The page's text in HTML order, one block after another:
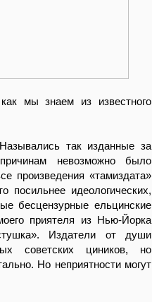
мы знаем из известного
так изданные за
невозможно было
произведения «тамиздата»
идеологических,
бесцензурные ельцинские
приятеля из Нью-Йорка
Издатели от души
советских циников, но
Но неприятности могут